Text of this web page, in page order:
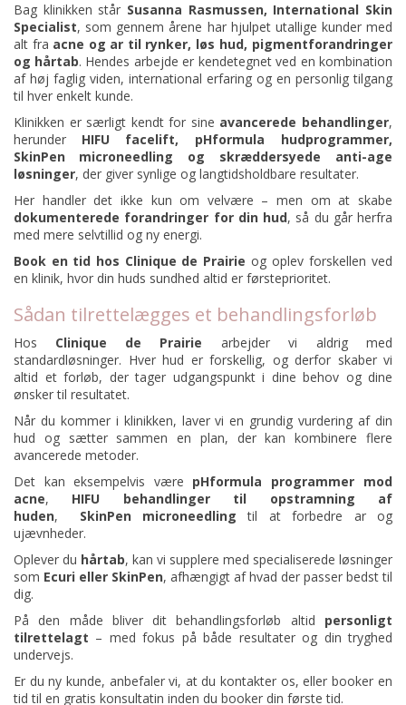
Bag klinikken står Susanna Rasmussen, International Skin
Specialist, som gennem årene har hjulpet utallige kunder med
alt fra acne og ar til rynker, løs hud, pigmentforandringer
og hårtab. Hendes arbejde er kendetegnet ved en kombination
af høj faglig viden, international erfaring og en personlig tilgang
til hver enkelt kunde.
Klinikken er særligt kendt for sine avancerede behandlinger,
herunder HIFU facelift, pHformula hudprogrammer,
SkinPen microneedling og skræddersyede anti-age
løsninger, der giver synlige og langtidsholdbare resultater.
Her handler det ikke kun om velvære – men om at skabe
dokumenterede forandringer for din hud, så du går herfra
med mere selvtillid og ny energi.
Book en tid hos Clinique de Prairie og oplev forskellen ved
en klinik, hvor din huds sundhed altid er førsteprioritet.
Sådan tilrettelægges et behandlingsforløb
Hos Clinique de Prairie arbejder vi aldrig med
standardløsninger. Hver hud er forskellig, og derfor skaber vi
altid et forløb, der tager udgangspunkt i dine behov og dine
ønsker til resultatet.
Når du kommer i klinikken, laver vi en grundig vurdering af din
hud og sætter sammen en plan, der kan kombinere flere
avancerede metoder.
Det kan eksempelvis være pHformula programmer mod
acne,
HIFU behandlinger til opstramning af
huden, SkinPen microneedling til at forbedre ar og
ujævnheder.
Oplever du hårtab, kan vi supplere med specialiserede løsninger
som Ecuri eller SkinPen, afhængigt af hvad der passer bedst til
dig.
På den måde bliver dit behandlingsforløb altid personligt
tilrettelagt – med fokus på både resultater og din tryghed
undervejs.
Er du ny kunde, anbefaler vi, at du kontakter os, eller booker en
tid til en gratis konsultatin inden du booker din første tid.